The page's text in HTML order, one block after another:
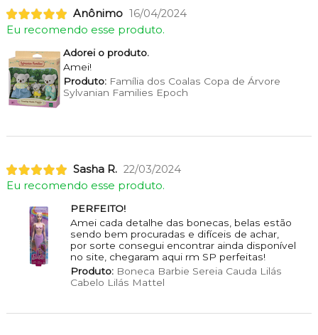
Anônimo 16/04/2024
Eu recomendo esse produto.
Adorei o produto.
Amei!
Produto:Família dos Coalas Copa de Árvore
Sylvanian Families Epoch
Sasha R. 22/03/2024
Eu recomendo esse produto.
PERFEITO!
Amei cada detalhe das bonecas, belas estão
sendo bem procuradas e difíceis de achar,
por sorte consegui encontrar ainda disponível
no site, chegaram aqui rm SP perfeitas!
Produto:Boneca Barbie Sereia Cauda Lilás
Cabelo Lilás Mattel